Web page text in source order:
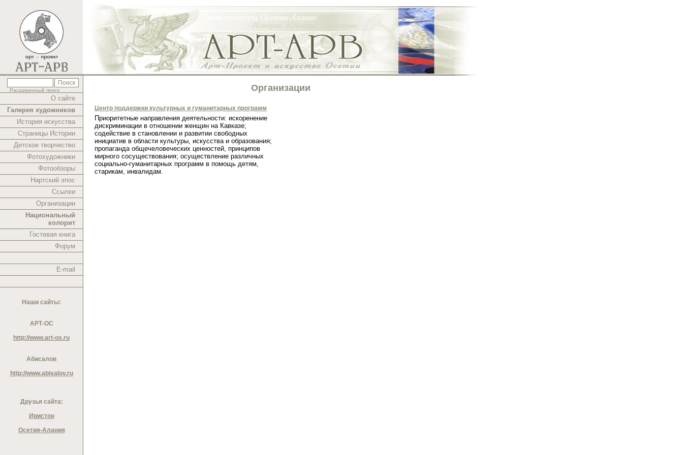
Расширенный поиск
О сайте
Галерея художников
История искусства
Страницы Истории
Детское творчество
Фотохудожники
Фотообзоры
Нартский эпос
Ссылки
Организации
Национальный
колорит
Гостевая книга
Форум
E-mail
Наши сайты:
АРТ-ОС
http://www.art-os.ru
Абисалов
http://www.abisalov.ru
Друзья сайта:
Иристон
Осетия-Алания
Организации
Центр поддержки культурных и гуманитарных программ
Приоритетные направления деятельности: искоренение
дискриминации в отношении женщин на Кавказе;
содействие в становлении и развитии свободных
инициатив в области культуры, искусства и образования;
пропаганда общечеловеческих ценностей, принципов
мирного сосуществования; осуществление различных
социально-гуманитарных программ в помощь детям,
старикам, инвалидам.